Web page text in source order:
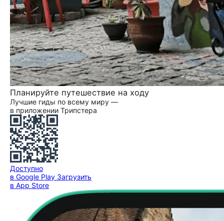
Планируйте путешествие на ходу
Лучшие гиды по всему миру —
в приложении Трипстера
Доступно
в Google Play Загрузить
в App Store